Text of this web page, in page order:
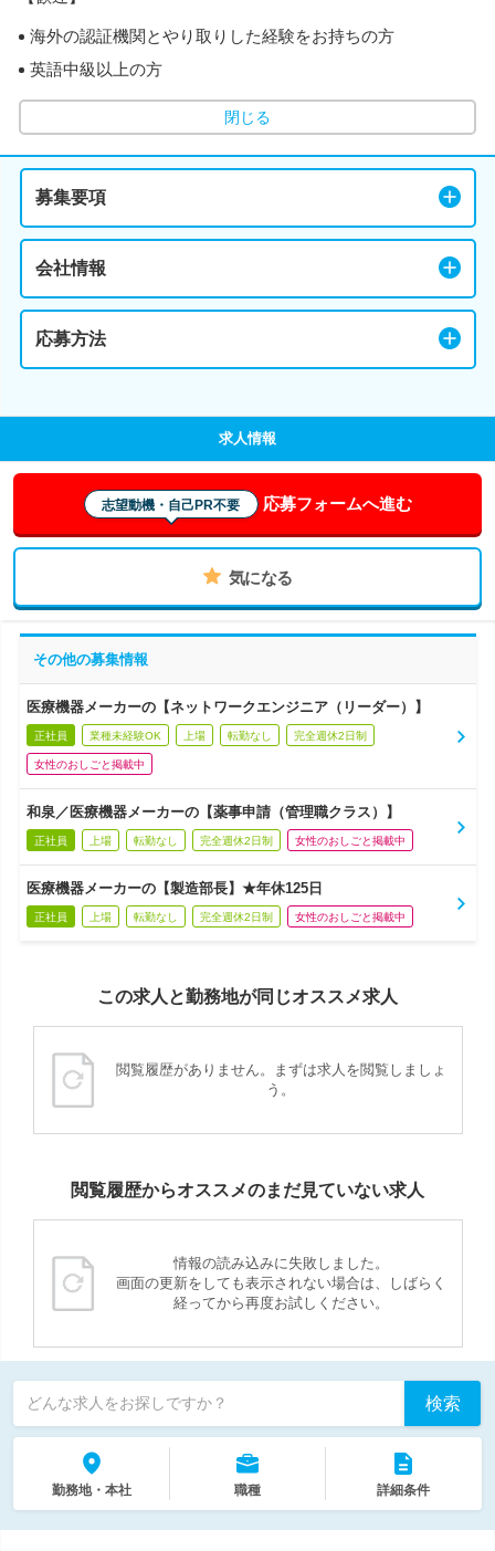
海外の認証機関とやり取りした経験をお持ちの方
英語中級以上の方
閉じる
募集要項
会社情報
応募方法
求人情報
志望動機・自己PR不要 応募フォームへ進む
気になる
その他の募集情報
医療機器メーカーの【ネットワークエンジニア（リーダー）】
正社員 業種未経験OK 上場 転勤なし 完全週休2日制
女性のおしごと掲載中
和泉／医療機器メーカーの【薬事申請（管理職クラス）】
正社員 上場 転勤なし 完全週休2日制 女性のおしごと掲載中
医療機器メーカーの【製造部長】★年休125日
正社員 上場 転勤なし 完全週休2日制 女性のおしごと掲載中
この求人と勤務地が同じオススメ求人
閲覧履歴がありません。まずは求人を閲覧しましょ
う。
閲覧履歴からオススメのまだ見ていない求人
情報の読み込みに失敗しました。
画面の更新をしても表示されない場合は、しばらく
経ってから再度お試しください。
どんな求人をお探しですか？ 検索
勤務地・本社 職種 詳細条件